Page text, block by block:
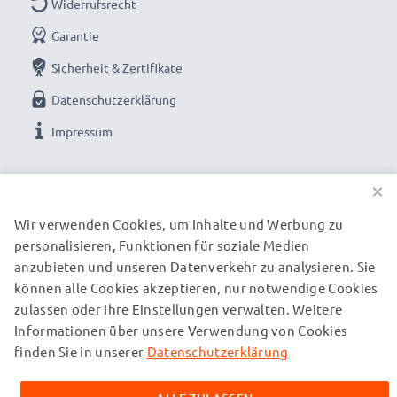
★ 3 Jahre Garantie ★
Als internationaler Fachhändler seit 2004 wissen wir,
worauf es bei hochwertiger Ladetechnik,
Schnellladegeräten und Schnellladekabeln ankommt.
Darum gewähren wir Ihnen eine 36 monatige
Widerrufsrecht
Garantie
Sicherheit & Zertifikate
Datenschutzerklärung
Impressum
UNSERE VERSANDPARTNER
© subtel.de 2026
Alle Preise verstehen sich inklusive Mehrwertsteuer und
zuzüglich Versandkosten. Bitte beachten Sie, dass alle
Inhaber sind und ausschließlich zur Information über unsere
×
Wir verwenden Cookies, um Inhalte und Werbung zu
personalisieren, Funktionen für soziale Medien
anzubieten und unseren Datenverkehr zu analysieren. Sie
können alle Cookies akzeptieren, nur notwendige Cookies
zulassen oder Ihre Einstellungen verwalten. Weitere
Informationen über unsere Verwendung von Cookies
finden Sie in unserer Datenschutzerklärung